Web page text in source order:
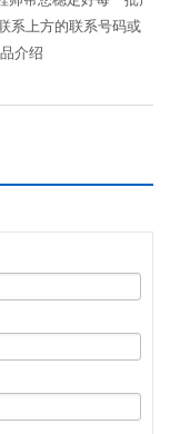
系上方的联系号码或
介绍